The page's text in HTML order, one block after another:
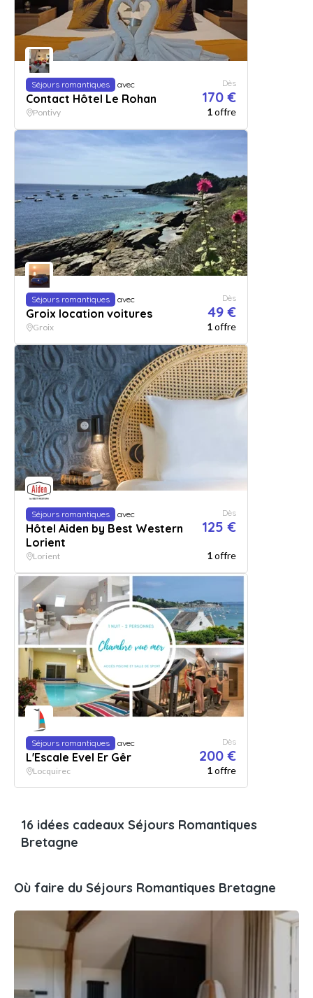
Séjours romantiques avec
Contact Hôtel Le Rohan
Dès
170 €
Pontivy 1offre
Séjours romantiques avec
Groix location voitures
Dès
49 €
Groix 1offre
Séjours romantiques avec
Hôtel Aiden by Best Western
Lorient
Dès
125 €
Lorient 1offre
Séjours romantiques avec
L'Escale Evel Er Gêr
Dès
200 €
Locquirec 1offre
16 idées cadeaux Séjours Romantiques
Bretagne
Où faire du Séjours Romantiques Bretagne